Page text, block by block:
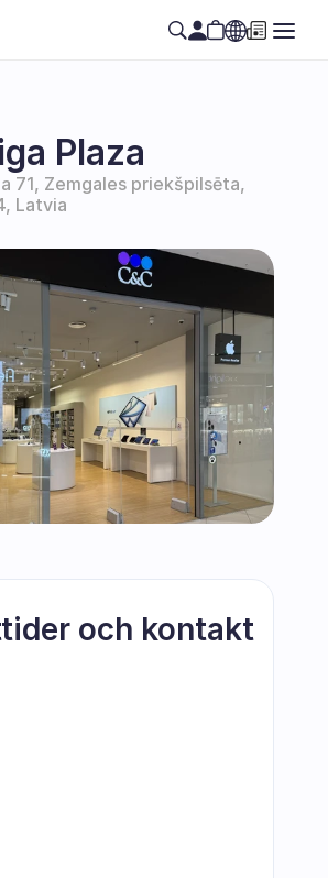
SE
Plaza
71, Zemgales priekšpilsēta,
Latvia
och kontakt